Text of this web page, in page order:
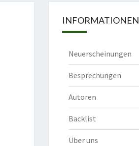
INFORMATIONEN
Neuerscheinungen
Besprechungen
Autoren
Backlist
Über uns